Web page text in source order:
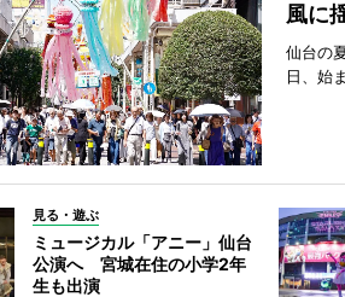
風に
仙台の
日、始
見る・遊ぶ
ミュージカル「アニー」仙台
公演へ 宮城在住の小学2年
生も出演